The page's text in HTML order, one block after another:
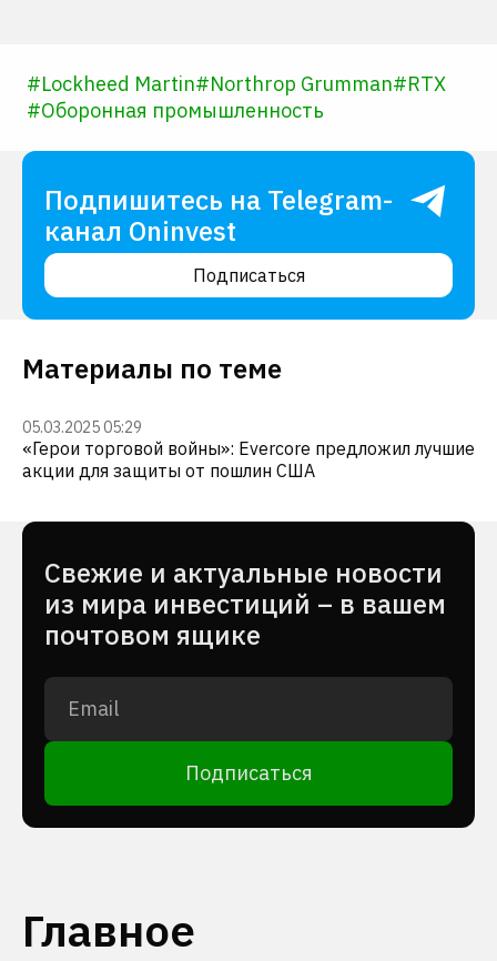
#Lockheed Martin#Northrop Grumman#RTX
#Оборонная промышленность
Подпишитесь на Telegram-
канал Oninvest
Подписаться
Материалы по теме
05.03.2025 05:29
«Герои торговой войны»: Evercore предложил лучшие
акции для защиты от пошлин США
Cвежие и актуальные новости
из мира инвестиций – в вашем
почтовом ящике
Подписаться
Главное